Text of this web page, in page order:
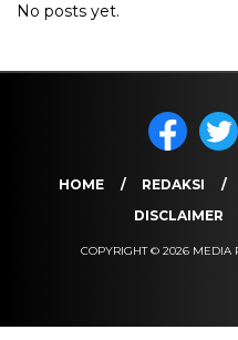
No posts yet.
HOME REDAKSI
DISCLAIMER
COPYRIGHT © 2026 MEDIA